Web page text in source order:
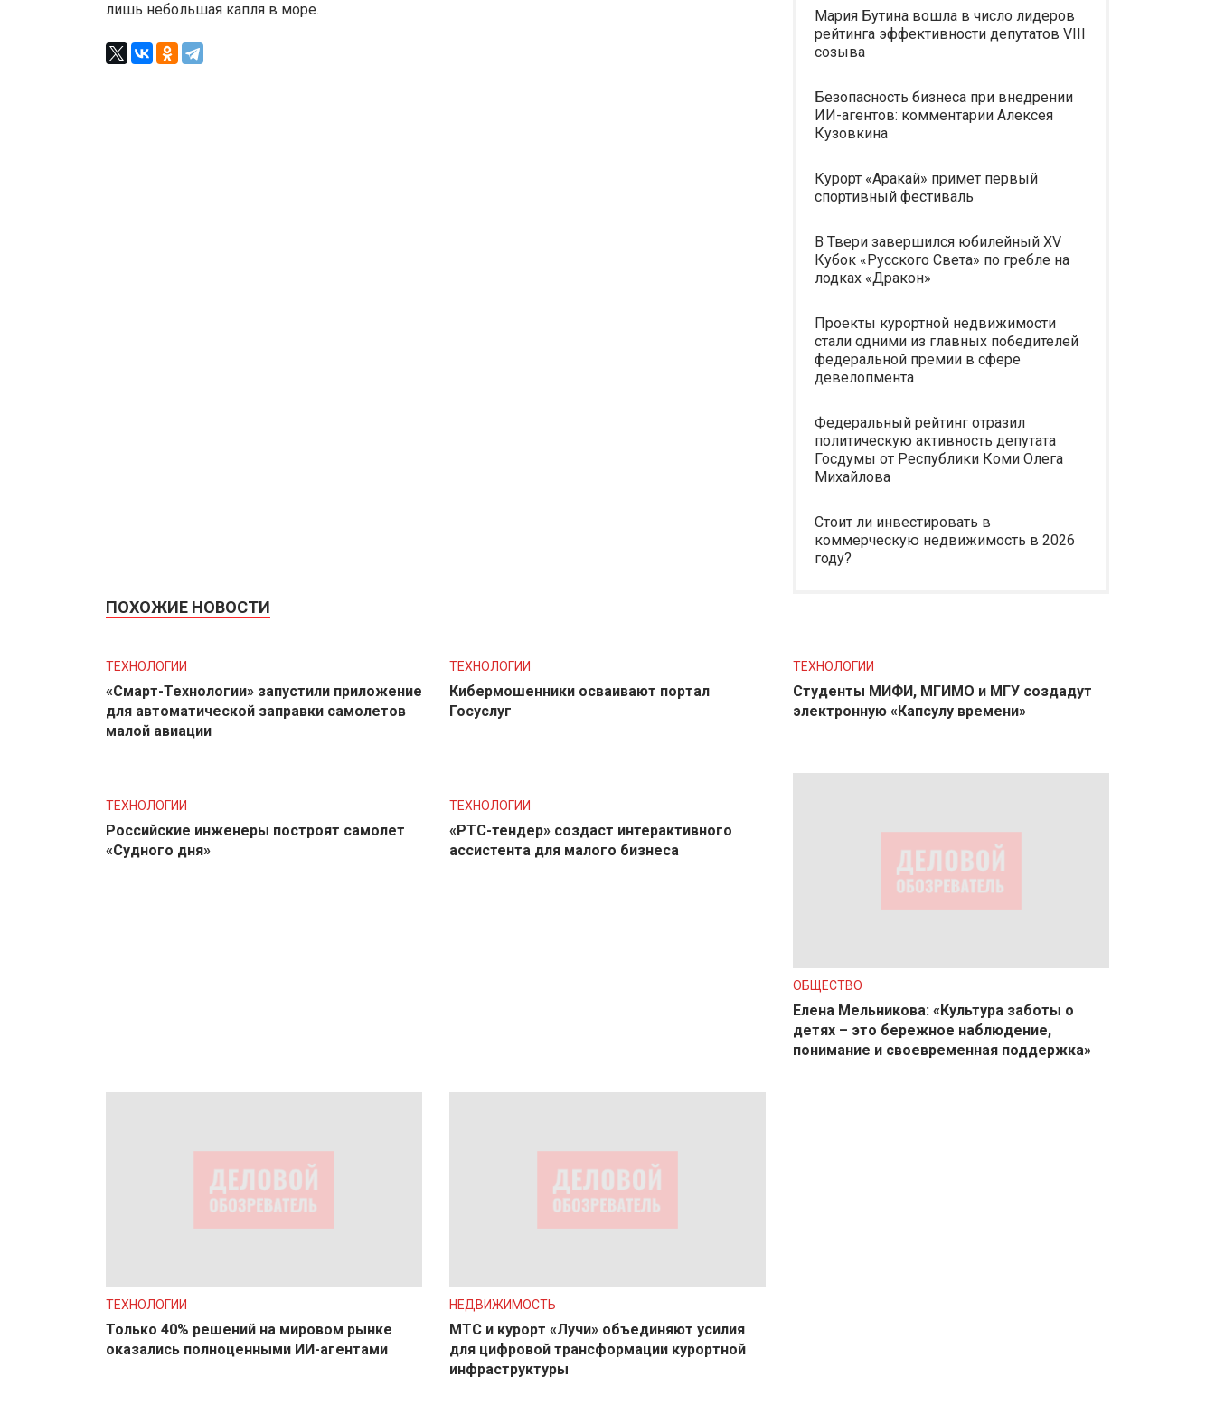
лишь небольшая капля в море.
Мария Бутина вошла в число лидеров
рейтинга эффективности депутатов VIII
созыва
Безопасность бизнеса при внедрении
ИИ-агентов: комментарии Алексея
Кузовкина
Курорт «Аракай» примет первый
спортивный фестиваль
В Твери завершился юбилейный XV
Кубок «Русского Света» по гребле на
лодках «Дракон»
Проекты курортной недвижимости
стали одними из главных победителей
федеральной премии в сфере
девелопмента
Федеральный рейтинг отразил
политическую активность депутата
Госдумы от Республики Коми Олега
Михайлова
Стоит ли инвестировать в
коммерческую недвижимость в 2026
году?
ПОХОЖИЕ НОВОСТИ
ТЕХНОЛОГИИ
«Смарт-Технологии» запустили приложение
для автоматической заправки самолетов
малой авиации
ТЕХНОЛОГИИ
Кибермошенники осваивают портал
Госуслуг
ТЕХНОЛОГИИ
Студенты МИФИ, МГИМО и МГУ создадут
электронную «Капсулу времени»
ТЕХНОЛОГИИ
Российские инженеры построят самолет
«Судного дня»
ТЕХНОЛОГИИ
«РТС-тендер» создаст интерактивного
ассистента для малого бизнеса
ОБЩЕСТВО
Елена Мельникова: «Культура заботы о
детях – это бережное наблюдение,
понимание и своевременная поддержка»
ТЕХНОЛОГИИ
Только 40% решений на мировом рынке
оказались полноценными ИИ-агентами
НЕДВИЖИМОСТЬ
МТС и курорт «Лучи» объединяют усилия
для цифровой трансформации курортной
инфраструктуры